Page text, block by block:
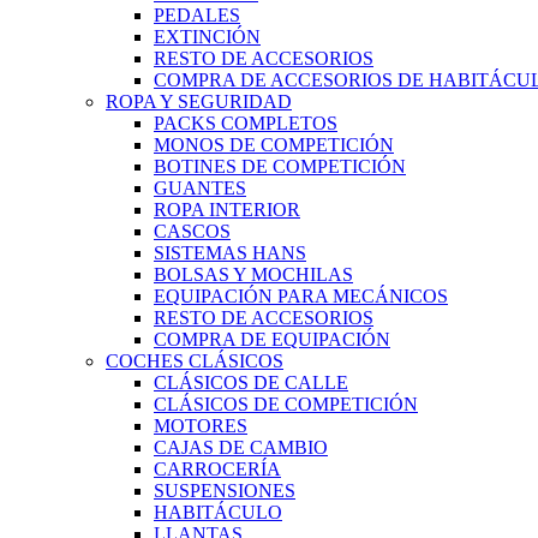
PEDALES
EXTINCIÓN
RESTO DE ACCESORIOS
COMPRA DE ACCESORIOS DE
ROPA Y SEGURIDAD
PACKS COMPLETOS
MONOS DE COMPETICIÓN
BOTINES DE COMPETICIÓN
GUANTES
ROPA INTERIOR
CASCOS
SISTEMAS HANS
BOLSAS Y MOCHILAS
EQUIPACIÓN PARA MECÁNICOS
RESTO DE ACCESORIOS
COMPRA DE EQUIPACIÓN
COCHES CLÁSICOS
CLÁSICOS DE CALLE
CLÁSICOS DE COMPETICIÓN
MOTORES
CAJAS DE CAMBIO
CARROCERÍA
SUSPENSIONES
HABITÁCULO
LLANTAS